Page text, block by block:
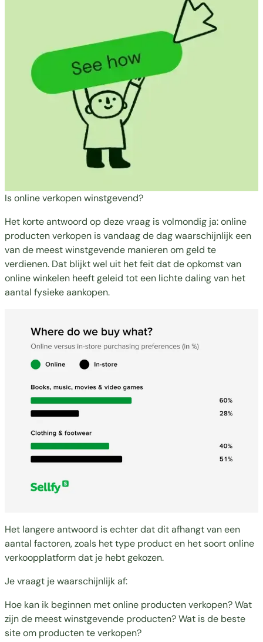
Is online verkopen winstgevend?
Het korte antwoord op deze vraag is volmondig ja: online
producten verkopen is vandaag de dag waarschijnlijk een
van de meest winstgevende manieren om geld te
verdienen. Dat blijkt wel uit het feit dat de opkomst van
online winkelen heeft geleid tot een lichte daling van het
aantal fysieke aankopen.
Het langere antwoord is echter dat dit afhangt van een
aantal factoren, zoals het type product en het soort online
verkoopplatform dat je hebt gekozen.
Je vraagt je waarschijnlijk af:
Hoe kan ik beginnen met online producten verkopen? Wat
zijn de meest winstgevende producten? Wat is de beste
site om producten te verkopen?